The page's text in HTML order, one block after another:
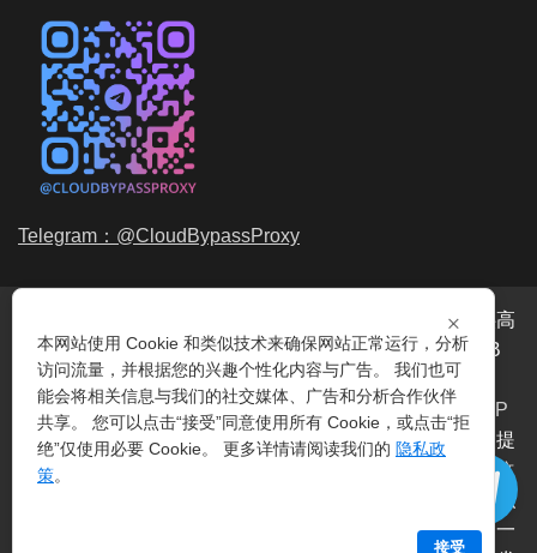
Telegram：@CloudBypassProxy
代理服务提供商，我们提供高
品质、永不过期的动态代理IP池流量包，价格最低2元/GB
起。我们的IP资源包括超过3.5亿的动态住宅IP和机房IP，
覆盖全球200多个国家。支持HTTP代理IP 和 Socks5代理IP
协议，IP可用率超过99%。购买我们的服务即可享受穿云提
供的
指纹
、爬虫抓取、电商系统、网络测试、SEO等。穿云
动态机房IP服务，一
×
本网站使用 Cookie 和类似技术来确保网站正常运行，分析
访问流量，并根据您的兴趣个性化内容与广告。 我们也可
能会将相关信息与我们的社交媒体、广告和分析合作伙伴
共享。 您可以点击“接受”同意使用所有 Cookie，或点击“拒
绝”仅使用必要 Cookie。 更多详情请阅读我们的 隐私政
策。
接受